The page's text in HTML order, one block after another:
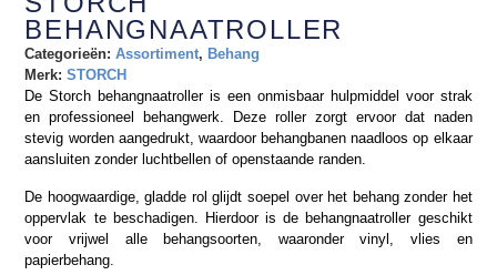
BEHANGNAATROLLER
Categorieën: Assortiment, Behang
Merk:STORCH
De Storch behangnaatroller is een onmisbaar hulpmiddel voor strak
en professioneel behangwerk. Deze roller zorgt ervoor dat naden
stevig worden aangedrukt, waardoor behangbanen naadloos op elkaar
aansluiten zonder luchtbellen of openstaande randen.
De hoogwaardige, gladde rol glijdt soepel over het behang zonder het
oppervlak te beschadigen. Hierdoor is de behangnaatroller geschikt
voor vrijwel alle behangsoorten, waaronder vinyl, vlies en
papierbehang.